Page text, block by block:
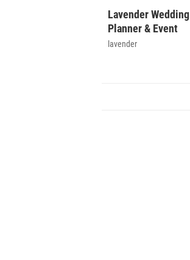
Lavender Wedding
Planner & Event
lavender